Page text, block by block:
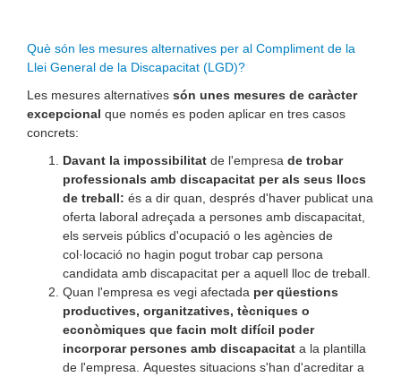
Què són les mesures alternatives per al Compliment de la
Llei General de la Discapacitat (LGD)?
Les mesures alternatives són unes mesures de caràcter
excepcional que només es poden aplicar en tres casos
concrets:
Davant la impossibilitat de l'empresa de trobar
professionals amb discapacitat per als seus llocs
de treball: és a dir quan, després d'haver publicat una
oferta laboral adreçada a persones amb discapacitat,
els serveis públics d'ocupació o les agències de
col·locació no hagin pogut trobar cap persona
candidata amb discapacitat per a aquell lloc de treball.
Quan l'empresa es vegi afectada per qüestions
productives, organitzatives, tècniques o
econòmiques que facin molt difícil poder
incorporar persones amb discapacitat a la plantilla
de l'empresa. Aquestes situacions s'han d'acreditar a